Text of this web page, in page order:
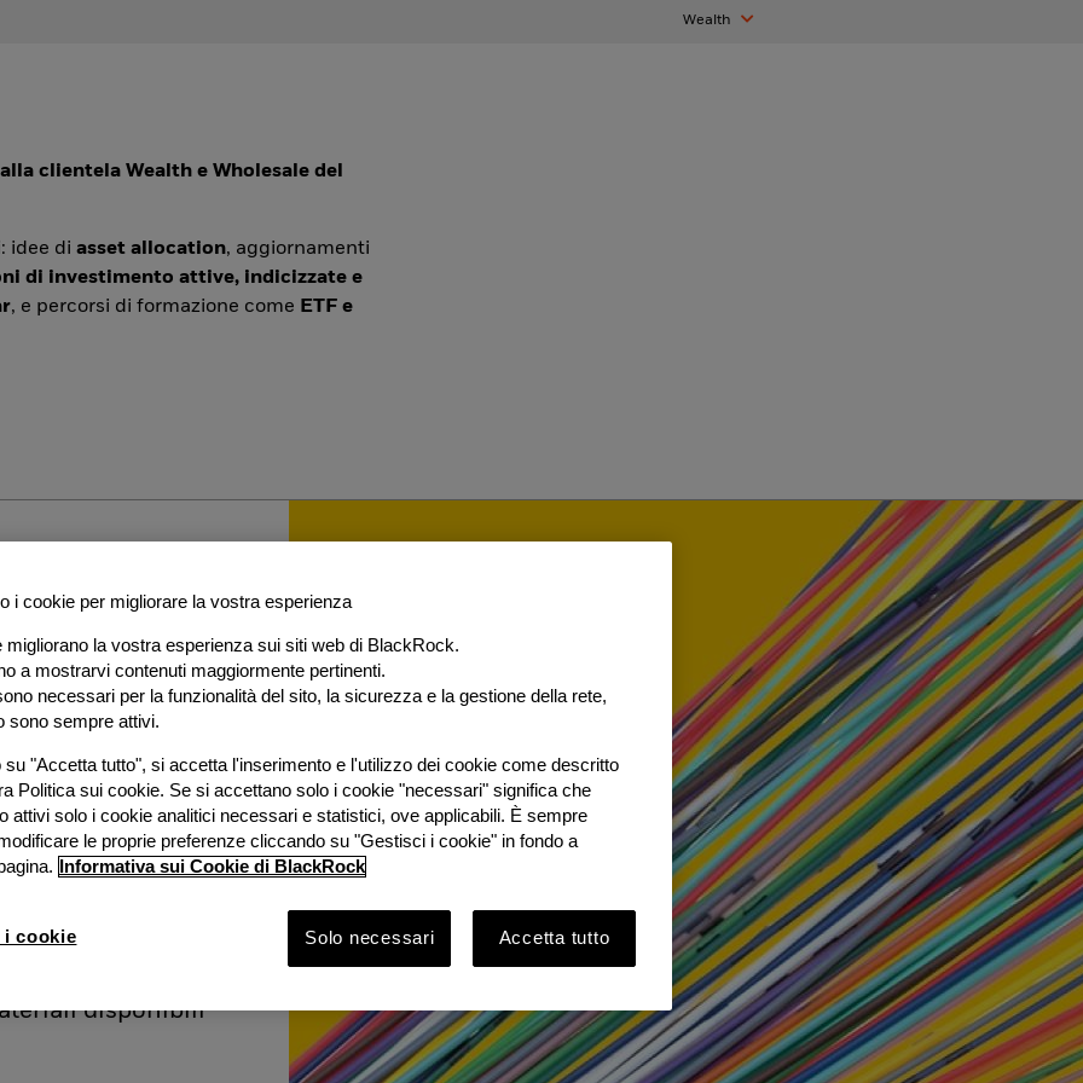
Wealth
alla clientela Wealth e Wholesale del
idee di asset allocation, aggiornamenti
di investimento attive, indicizzate e
, e percorsi di formazione come ETF e
2026 con
e
disponibili
i cookie per migliorare la vostra esperienza
migliorano la vostra esperienza sui siti web di BlackRock.
a mostrarvi contenuti maggiormente pertinenti.
necessari per la funzionalità del sito, la sicurezza e la gestione della rete,
sono sempre attivi.
su "Accetta tutto", si accetta l'inserimento e l'utilizzo dei cookie come descritto
Politica sui cookie. Se si accettano solo i cookie "necessari" significa che
attivi solo i cookie analitici necessari e statistici, ove applicabili. È sempre
le proprie preferenze cliccando su "Gestisci i cookie" in fondo a
Informativa sui Cookie di BlackRock
Solo necessari Accetta tutto
cookie